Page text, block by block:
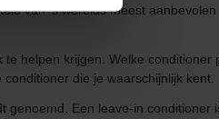
van 's werelds meest aanbevolen
helpen krijgen. Welke conditioner
die je waarschijnlijk kent.
genoemd. Een leave-in conditioner